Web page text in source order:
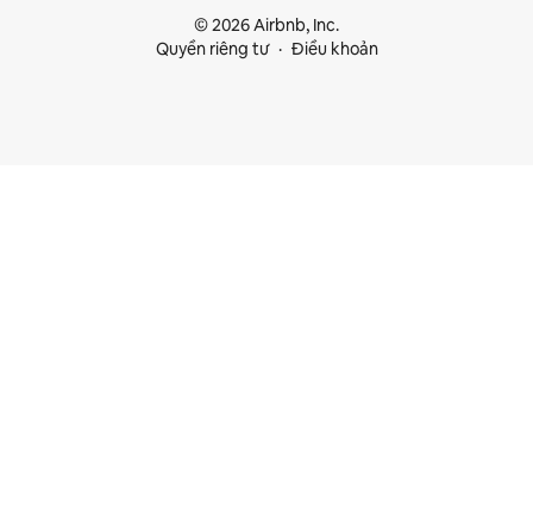
© 2026 Airbnb, Inc.
Quyền riêng tư
Điều khoản